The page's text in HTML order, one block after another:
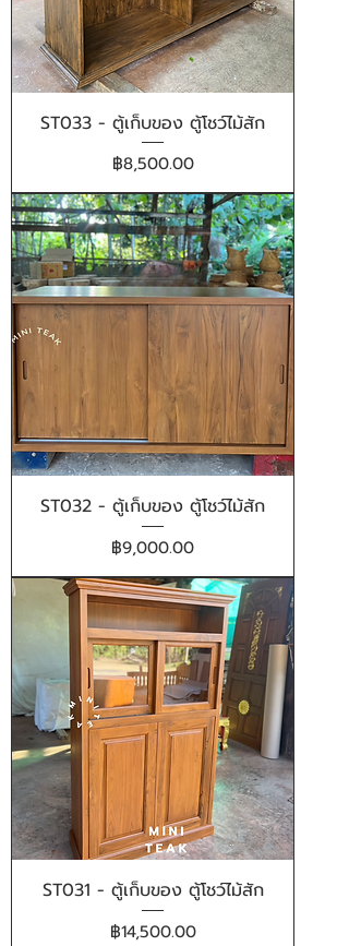
ST033 - ตู้เก็บของ ตู้โชว์ไม้สัก
ราคา
฿8,500.00
ST032 - ตู้เก็บของ ตู้โชว์ไม้สัก
ราคา
฿9,000.00
ST031 - ตู้เก็บของ ตู้โชว์ไม้สัก
ราคา
฿14,500.00